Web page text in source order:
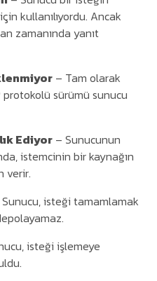
kullanılıyordu. Ancak
zamanında yanıt
– Tam olarak
sürümü sunucu
Ediyor – Sunucunun
istemcinin bir kaynağın
verir.
isteği tamamlamak
isteği işlemeye